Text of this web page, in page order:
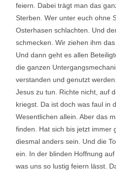
feiern. Dabei trägt man das
Sterben. Wer unter euch ohne
Osterhasen schlachten. Und
schmecken. Wir ziehen ihm
Und dann geht es allen
die ganzen
verstanden und genutzt
Jesus zu tun. Richte nicht, auf
kriegst. Da ist doch was faul in
Wesentlichen allein. Aber das
finden. Hat sich bis jetzt immer
diesmal anders sein. Und die
ein. In der blinden Hoffnung
was uns so lustig feiern lässt.